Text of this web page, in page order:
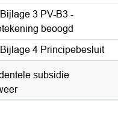
3 PV-B3 -
beoogd
4 Principebesluit
subsidie